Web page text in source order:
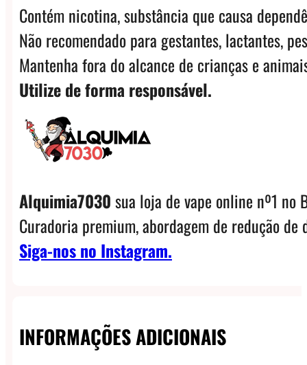
Contém nicotina, substância que causa
Não recomendado para gestantes, lactantes,
Mantenha fora do alcance de crianças e
Utilize de forma responsável.
Alquimia7030sua loja de vape online nº1 no
Curadoria premium, abordagem de redução
Siga-nos no Instagram.
INFORMAÇÕES ADICIONAIS